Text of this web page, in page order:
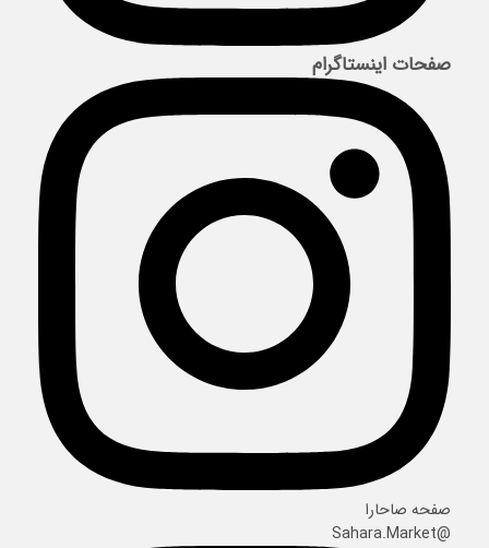
صفحات اینستاگرام
صفحه صاحارا
@Sahara.Market